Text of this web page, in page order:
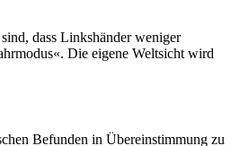
dass Linkshänder weniger
Die eigene Weltsicht wird
Befunden in Übereinstimmung zu